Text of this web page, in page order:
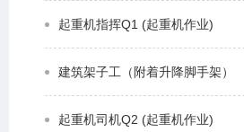
起重机指挥Q1 (起重机作业)
建筑架子工（附着升降脚手架）
起重机司机Q2 (起重机作业)